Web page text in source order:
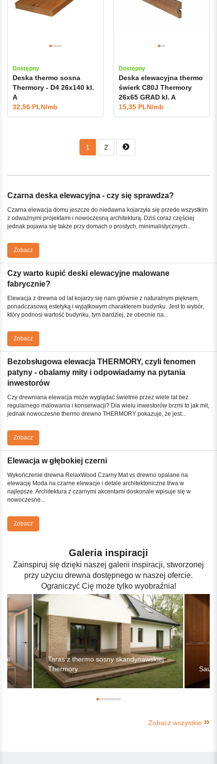
Dostępny
Deska thermo sosna
Thermory - D4 26x140 kl.
A
32,56 PLN/mb
Dostępny
Deska elewacyjna thermo
świerk C80J Thermory
26x65 GRAD kl. A
15,35 PLN/mb
1 2
Czarna deska elewacyjna - czy się sprawdza?
Czarna elewacja domu jeszcze do niedawna kojarzyła się przede wszystkim
z odważnymi projektami i nowoczesną architekturą. Dziś coraz częściej
jednak pojawia się także przy domach o prostych, minimalistycznych...
Zobacz
Czy warto kupić deski elewacyjne malowane
fabrycznie?
Elewacja z drewna od lat kojarzy się nam głównie z naturalnym pięknem,
ponadczasową estetyką i wyjątkowym charakterem budynku. Jest to wybór,
który podnosi wartość budynku, tym bardziej, że obecnie na...
Zobacz
Bezobsługowa elewacja THERMORY, czyli fenomen
patyny - obalamy mity i odpowiadamy na pytania
inwestorów
Czy drewniana elewacja może wyglądać świetnie przez wiele lat bez
regularnego malowania i konserwacji? Dla wielu inwestorów brzmi to jak mit,
jednak nowoczesne thermo drewno THERMORY pokazuje, że jest...
Zobacz
Elewacja w głębokiej czerni
Wykończenie drewna RelaxWood Czarny Mat vs drewno opalane na
elewację Moda na czarne elewacje i detale architektoniczne trwa w
najlepsze. Architektura z czarnymi akcentami doskonale wpisuje się w
nowoczesne...
Zobacz
Galeria inspiracji
Zainspiruj się dzięki naszej galerii inspiracji, stworzonej
przy użyciu drewna dostępnego w naszej ofercie.
Ograniczyć Cię może tylko wyobraźnia!
Taras z thermo sosny skandynawskiej
Thermory
Zobacz wszystkie